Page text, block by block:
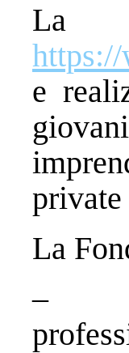
La
e
private
La
–